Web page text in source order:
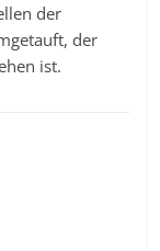
der
der
ist.